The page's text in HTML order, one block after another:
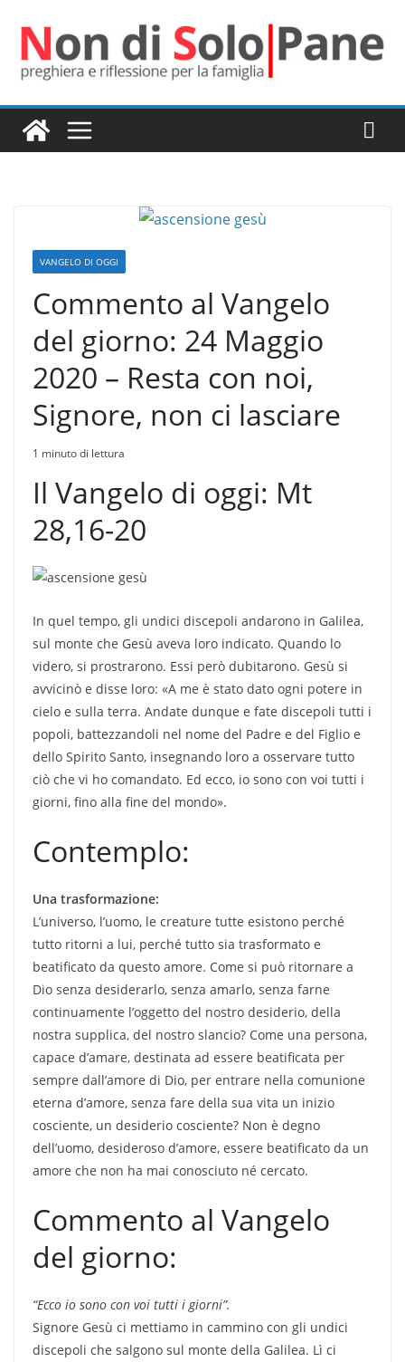
contenuto
VANGELO DI OGGI
Commento al Vangelo
del giorno: 24 Maggio
2020 – Resta con noi,
Signore, non ci lasciare
1 minuto di lettura
Il Vangelo di oggi: Mt
28,16-20
In quel tempo, gli undici discepoli andarono in Galilea,
sul monte che Gesù aveva loro indicato. Quando lo
videro, si prostrarono. Essi però dubitarono. Gesù si
avvicinò e disse loro: «A me è stato dato ogni potere in
cielo e sulla terra. Andate dunque e fate discepoli tutti i
popoli, battezzandoli nel nome del Padre e del Figlio e
dello Spirito Santo, insegnando loro a osservare tutto
ciò che vi ho comandato. Ed ecco, io sono con voi tutti i
giorni, fino alla fine del mondo».
Contemplo:
Una trasformazione:
L’universo, l’uomo, le creature tutte esistono perché
tutto ritorni a lui, perché tutto sia trasformato e
beatificato da questo amore. Come si può ritornare a
Dio senza desiderarlo, senza amarlo, senza farne
continuamente l’oggetto del nostro desiderio, della
nostra supplica, del nostro slancio? Come una persona,
capace d’amare, destinata ad essere beatificata per
sempre dall’amore di Dio, per entrare nella comunione
eterna d’amore, senza fare della sua vita un inizio
cosciente, un desiderio cosciente? Non è degno
dell’uomo, desideroso d’amore, essere beatificato da un
amore che non ha mai conosciuto né cercato.
Commento al Vangelo
del giorno:
“Ecco io sono con voi tutti i giorni”.
Signore Gesù ci mettiamo in cammino con gli undici
discepoli che salgono sul monte della Galilea. Lì ci